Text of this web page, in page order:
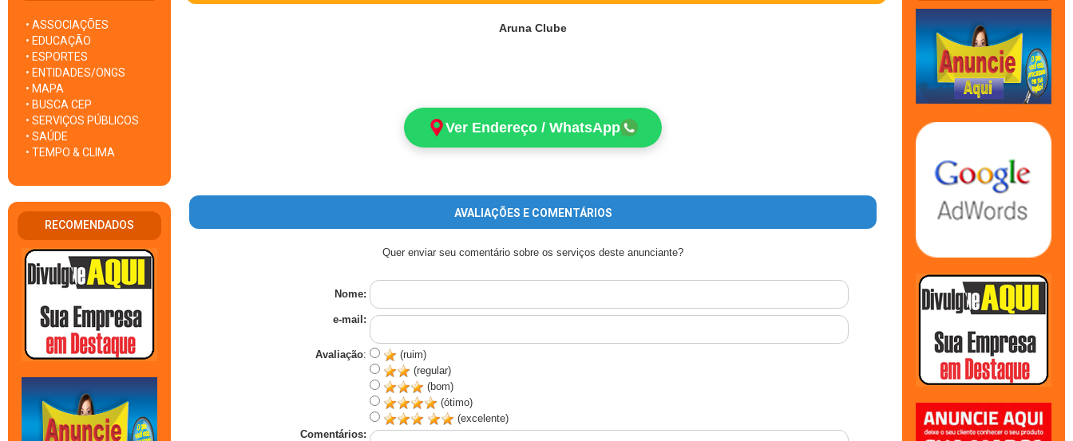
• ASSOCIAÇÕES
• EDUCAÇÃO
• ESPORTES
• ENTIDADES/ONGS
• MAPA
• BUSCA CEP
• SERVIÇOS PÚBLICOS
• SAÚDE
• TEMPO & CLIMA
RECOMENDADOS
Aruna Clube
Ver Endereço / WhatsApp
AVALIAÇÕES E COMENTÁRIOS
Quer enviar seu comentário sobre os serviços deste anunciante?
Nome:
e-mail:
Avaliação:
(ruim)
(regular)
(bom)
(ótimo)
(excelente)
Comentários: